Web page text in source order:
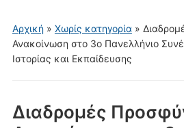
για
κινητά
Αρχική» Χωρίς κατηγορία »
Ανακοίνωση στο 3ο Πανελλήνιο
Ιστορίας και Εκπαίδευσης
Διαδρομές